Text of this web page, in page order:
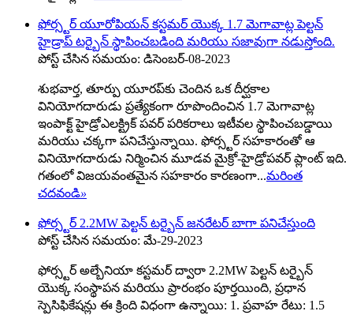
ఫోర్స్టర్ యూరోపియన్ కస్టమర్ యొక్క 1.7 మెగావాట్ల పెల్టన్
హైడ్రాప్ టర్బైన్ స్థాపించబడింది మరియు సజావుగా నడుస్తోంది.
పోస్ట్ చేసిన సమయం: డిసెంబర్-08-2023
శుభవార్త, తూర్పు యూరప్‌కు చెందిన ఒక దీర్ఘకాల
వినియోగదారుడు ప్రత్యేకంగా రూపొందించిన 1.7 మెగావాట్ల
ఇంపాక్ట్ హైడ్రోఎలక్ట్రిక్ పవర్ పరికరాలు ఇటీవల స్థాపించబడ్డాయి
మరియు చక్కగా పనిచేస్తున్నాయి. ఫోర్స్టర్ సహకారంతో ఆ
వినియోగదారుడు నిర్మించిన మూడవ మైక్రో-హైడ్రోపవర్ ప్లాంట్ ఇది.
గతంలో విజయవంతమైన సహకారం కారణంగా...మరింత
చదవండి»
ఫోర్స్టర్ 2.2MW పెల్టన్ టర్బైన్ జనరేటర్ బాగా పనిచేస్తుంది
పోస్ట్ చేసిన సమయం: మే-29-2023
ఫోర్స్టర్ అల్బేనియా కస్టమర్ ద్వారా 2.2MW పెల్టన్ టర్బైన్
యొక్క సంస్థాపన మరియు ప్రారంభం పూర్తయింది, ప్రధాన
స్పెసిఫికేషన్లు ఈ క్రింది విధంగా ఉన్నాయి: 1. ప్రవాహ రేటు: 1.5